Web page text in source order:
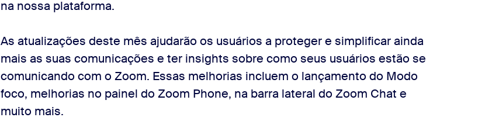
na nossa plataforma.
As atualizações deste mês ajudarão os usuários a proteger e simplificar ainda
mais as suas comunicações e ter insights sobre como seus usuários estão se
comunicando com o Zoom. Essas melhorias incluem o lançamento do Modo
foco, melhorias no painel do Zoom Phone, na barra lateral do Zoom Chat e
muito mais.